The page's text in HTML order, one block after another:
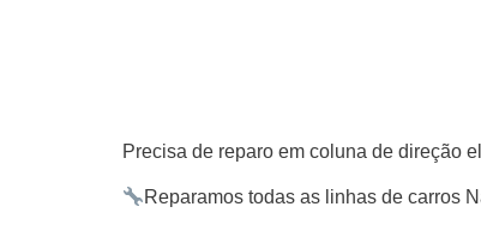
Precisa de reparo em coluna de direção
Reparamos todas as linhas de carros